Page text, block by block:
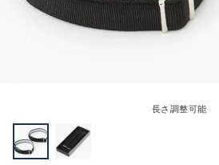
長さ調整可能